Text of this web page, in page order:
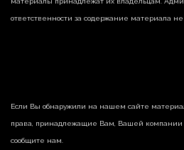
ответственности за содержание материала не
Если Вы обнаружили на нашем сайте
права, принадлежащие Вам, Вашей компании
сообщите нам.